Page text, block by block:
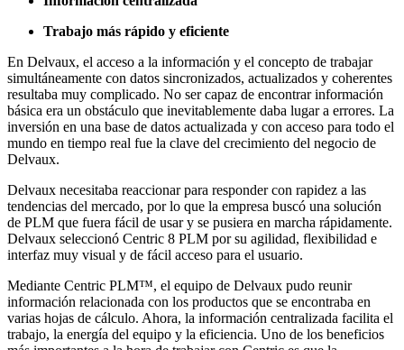
Trabajo más rápido y eficiente
En Delvaux, el acceso a la información y el concepto de trabajar
simultáneamente con datos sincronizados, actualizados y coherentes
resultaba muy complicado. No ser capaz de encontrar información
básica era un obstáculo que inevitablemente daba lugar a errores. La
inversión en una base de datos actualizada y con acceso para todo el
mundo en tiempo real fue la clave del crecimiento del negocio de
Delvaux.
Delvaux necesitaba reaccionar para responder con rapidez a las
tendencias del mercado, por lo que la empresa buscó una solución
de PLM que fuera fácil de usar y se pusiera en marcha rápidamente.
Delvaux seleccionó Centric 8 PLM por su agilidad, flexibilidad e
interfaz muy visual y de fácil acceso para el usuario.
Mediante Centric PLM™, el equipo de Delvaux pudo reunir
información relacionada con los productos que se encontraba en
varias hojas de cálculo. Ahora, la información centralizada facilita el
trabajo, la energía del equipo y la eficiencia. Uno de los beneficios